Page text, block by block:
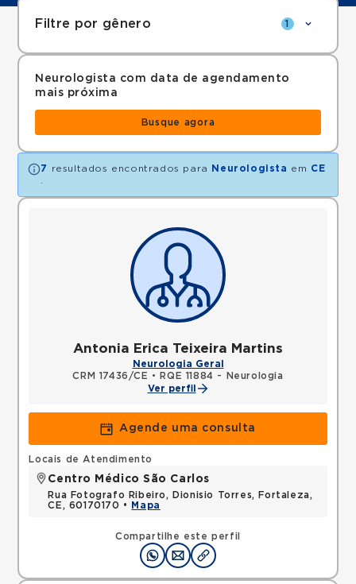
Filtre por gênero 1
Neurologista com data de agendamento
mais próxima
Busque agora
7 resultados encontrados para Neurologista em CE
Antonia Erica Teixeira Martins
Neurologia Geral
CRM 17436/CE •
RQE 11884 - Neurologia
Ver perfil
Agende uma consulta
Compartilhe este perfil
Locais de Atendimento
Centro Médico São Carlos
Rua Fotografo Ribeiro, Dionisio Torres, Fortaleza,
CE, 60170170 •
Mapa